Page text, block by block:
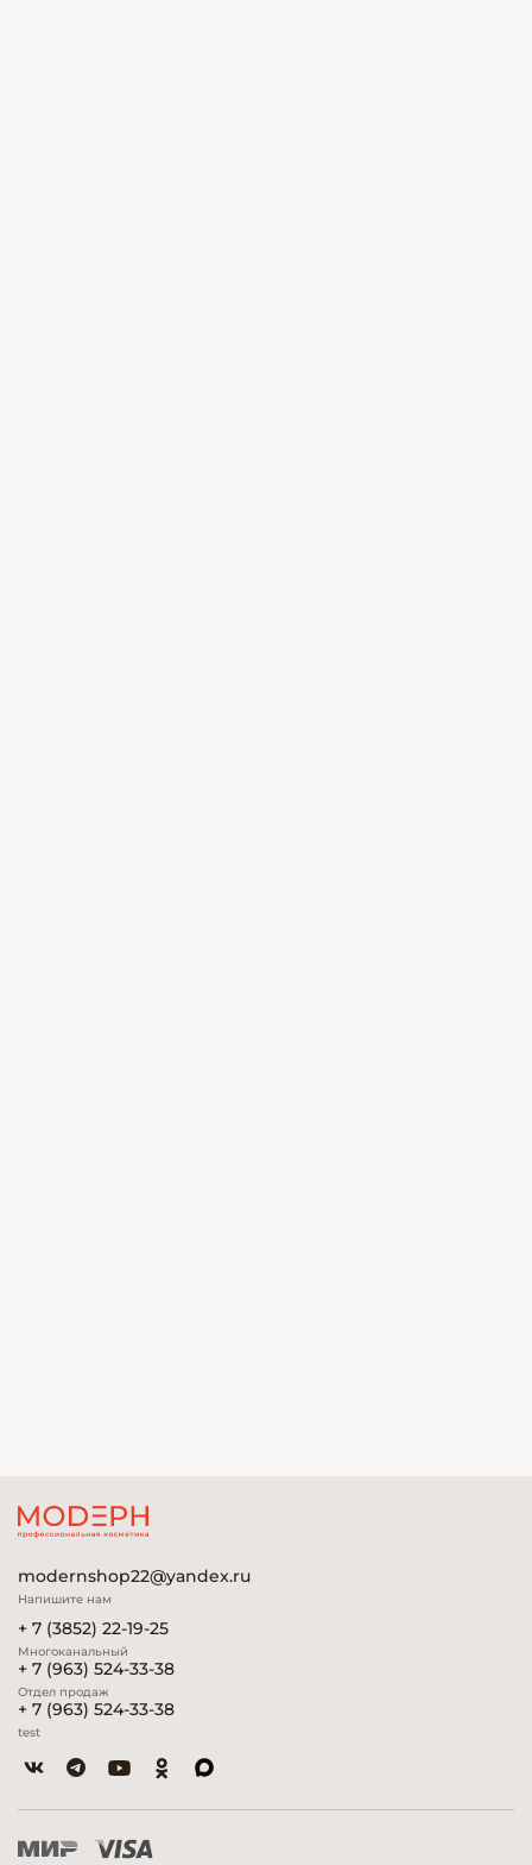
modernshop22@yandex.ru
Напишите нам
+ 7 (3852) 22-19-25
Многоканальный
+ 7 (963) 524-33-38
Отдел продаж
+ 7 (963) 524-33-38
test